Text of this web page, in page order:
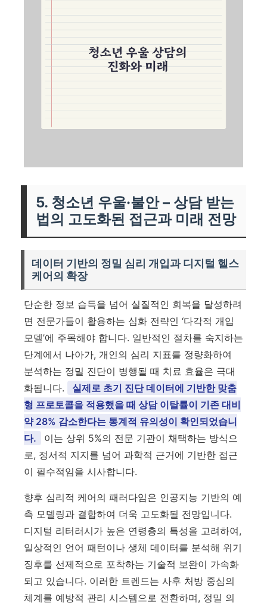
5. 청소년 우울·불안 – 상담 받는
법의 고도화된 접근과 미래 전망
데이터 기반의 정밀 심리 개입과 디지털 헬스
케어의 확장
단순한 정보 습득을 넘어 실질적인 회복을 달성하려
면 전문가들이 활용하는 심화 전략인 ‘다각적 개입
모델’에 주목해야 합니다. 일반적인 절차를 숙지하는
단계에서 나아가, 개인의 심리 지표를 정량화하여
분석하는 정밀 진단이 병행될 때 치료 효율은 극대
화됩니다.
실제로 초기 진단 데이터에 기반한 맞춤
형 프로토콜을 적용했을 때 상담 이탈률이 기존 대비
약 28% 감소한다는 통계적 유의성이 확인되었습니
다.
이는 상위 5%의 전문 기관이 채택하는 방식으
로, 정서적 지지를 넘어 과학적 근거에 기반한 접근
이 필수적임을 시사합니다.
향후 심리적 케어의 패러다임은 인공지능 기반의 예
측 모델링과 결합하여 더욱 고도화될 전망입니다.
디지털 리터러시가 높은 연령층의 특성을 고려하여,
일상적인 언어 패턴이나 생체 데이터를 분석해 위기
징후를 선제적으로 포착하는 기술적 보완이 가속화
되고 있습니다. 이러한 트렌드는 사후 처방 중심의
체계를 예방적 관리 시스템으로 전환하며, 정밀 의